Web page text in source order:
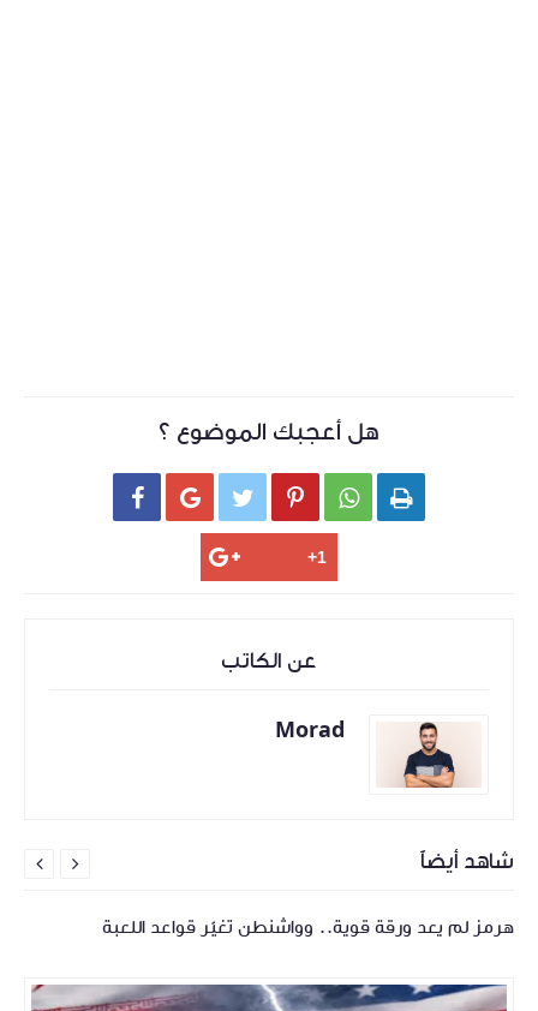
هل أعجبك الموضوع ؟
     
عن الكاتب
Morad
شاهد أيضاً
هرمز لم يعد ورقة قوية.. وواشنطن تغيّر قواعد اللعبة

